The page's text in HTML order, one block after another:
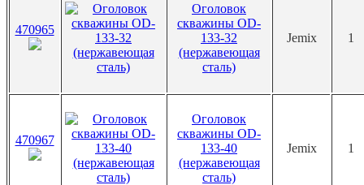
470965
Оголовок
скважины OD-
133-32
(нержавеющая
сталь)
Jemix 1
470967
Оголовок
скважины OD-
133-40
(нержавеющая
сталь)
Jemix 1